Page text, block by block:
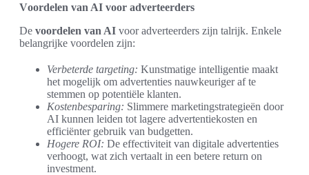
Voordelen van AI voor adverteerders
De voordelen van AI voor adverteerders zijn talrijk. Enkele
belangrijke voordelen zijn:
Verbeterde targeting: Kunstmatige intelligentie maakt
het mogelijk om advertenties nauwkeuriger af te
stemmen op potentiële klanten.
Kostenbesparing: Slimmere marketingstrategieën door
AI kunnen leiden tot lagere advertentiekosten en
efficiënter gebruik van budgetten.
Hogere ROI: De effectiviteit van digitale advertenties
verhoogt, wat zich vertaalt in een betere return on
investment.